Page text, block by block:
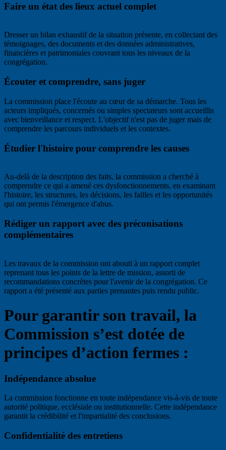
Faire un état des lieux actuel complet
Dresser un bilan exhaustif de la situation présente, en collectant des
témoignages, des documents et des données administratives,
financières et patrimoniales couvrant tous les niveaux de la
congrégation.
Écouter et comprendre, sans juger
La commission place l'écoute au cœur de sa démarche. Tous les
acteurs impliqués, concernés ou simples spectateurs sont accueillis
avec bienveillance et respect. L'objectif n'est pas de juger mais de
comprendre les parcours individuels et les contextes.
Étudier l'histoire pour comprendre les causes
Au-delà de la description des faits, la commission a cherché à
comprendre ce qui a amené ces dysfonctionnements, en examinant
l'histoire, les structures, les décisions, les failles et les opportunités
qui ont permis l'émergence d'abus.
Rédiger un rapport avec des préconisations
complémentaires
Les travaux de la commission ont abouti à un rapport complet
reprenant tous les points de la lettre de mission, assorti de
recommandations concrètes pour l'avenir de la congrégation. Ce
rapport a été présenté aux parties prenantes puis rendu public.
Pour garantir son travail, la
Commission s’est dotée de
principes d’action fermes :
Indépendance absolue
La commission fonctionne en toute indépendance vis-à-vis de toute
autorité politique, ecclésiale ou institutionnelle. Cette indépendance
garantit la crédibilité et l'impartialité des conclusions.
Confidentialité des entretiens